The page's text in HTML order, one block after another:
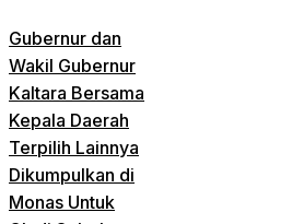
Gubernur dan
Wakil Gubernur
Kaltara Bersama
Kepala Daerah
Terpilih Lainnya
Dikumpulkan di
Monas Untuk